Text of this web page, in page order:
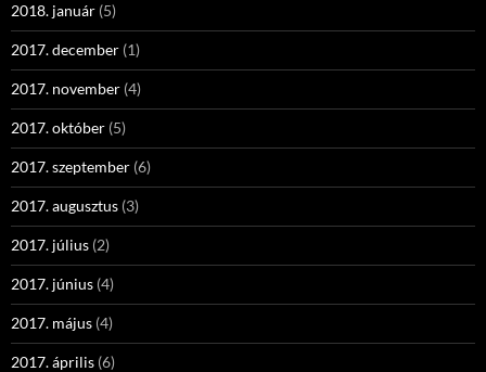
2018. január (5)
2017. december (1)
2017. november (4)
2017. október (5)
2017. szeptember (6)
2017. augusztus (3)
2017. július (2)
2017. június (4)
2017. május (4)
2017. április (6)